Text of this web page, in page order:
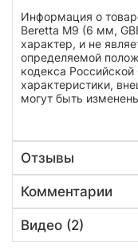
Информация о
Beretta M9 (6 мм,
характер, и не
определяемой
кодекса
характеристики,
могут быть
Отзывы
Комментарии
Видео (2)